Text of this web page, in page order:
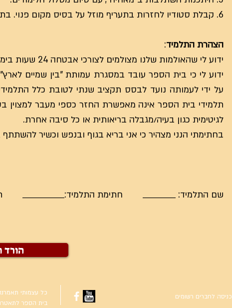
6. קבלת סטודיו לחזרות בתעריף מוזל על בסיס מקום פנוי. בתיאום עם אחראי הסטודיו מטעם בית הספר.
הצהרת התלמיד:
ידוע לי שהאולמות שלנו מצולמים לצורכי אבטחה 24 שעות ביממה.
ידוע לי כי בית הספר עובד במסגרת עמותת "בין שמיים
על ידי לעמותה נועד לבסס תקציב שנתי לטובת כלל
תלמידי בית הספר אינה מאפשרת החזר כספי מעבר למצוין
לגיטימית כגון בעיה/מגבלה בריאותית או כל סיבה אחרת.
בחתימתי הנני מצהיר כי אני בריא בגוף ובנפש וכשיר להשתתף
שם התלמיד: ___________ חתימת התלמיד:______________
הורד
כל עצמותי
בית הספר
כניסה לחברים רשומים